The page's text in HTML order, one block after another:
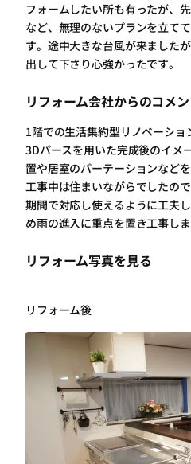
フォームしたい所も有ったが、
など、無理のないプランを立て
す。途中大きな台風が来ました
出して下さり心強かったです。
リフォーム会社からのコメ
1階での生活集約型リノベーショ
3Dパースを用いた完成後のイメ
置や居室のパーテーションなど
工事中は住まいながらでしたの
期間で対応し使えるように工夫
め雨の進入に重点を置き工事しま
リフォーム写真を見る
リフォーム後